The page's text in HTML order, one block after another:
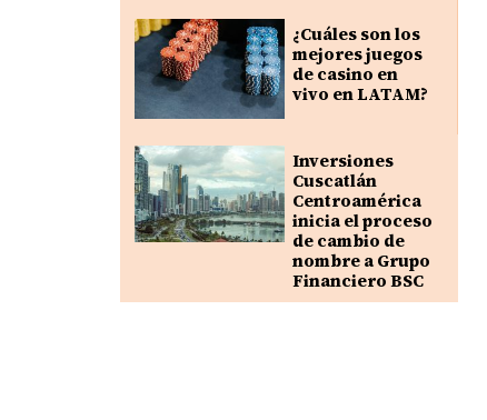
¿Cuáles son los
mejores juegos
de casino en
vivo en LATAM?
Inversiones
Cuscatlán
Centroamérica
inicia el proceso
de cambio de
nombre a Grupo
Financiero BSC